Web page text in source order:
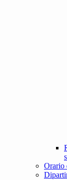
Orario